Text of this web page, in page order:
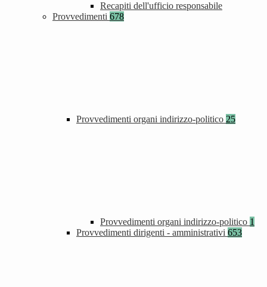
Recapiti dell'ufficio responsabile
Provvedimenti 678
Provvedimenti organi indirizzo-politico 25
Provvedimenti organi indirizzo-politico 1
Provvedimenti dirigenti - amministrativi 653